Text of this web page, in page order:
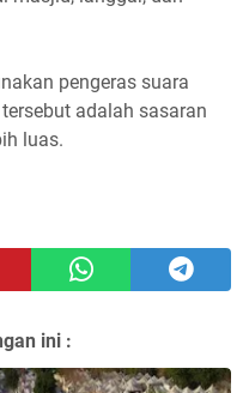
pengeras suara
adalah sasaran
luas.
ini :